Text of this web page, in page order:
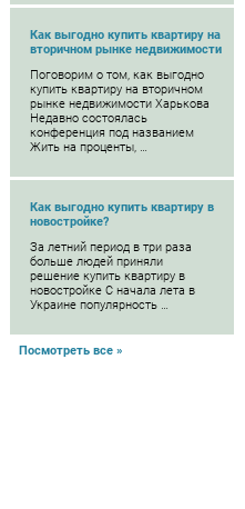
Как выгодно купить квартиру на
вторичном рынке недвижимости
Поговорим о том, как выгодно
купить квартиру на вторичном
рынке недвижимости Харькова
Недавно состоялась
конференция под названием
Жить на проценты, …
Как выгодно купить квартиру в
новостройке?
За летний период в три раза
больше людей приняли
решение купить квартиру в
новостройке С начала лета в
Украине популярность …
Посмотреть все »